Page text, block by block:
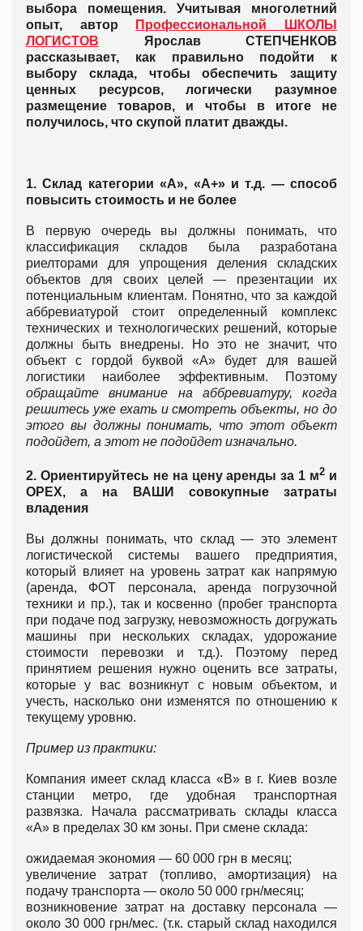
выбора помещения. Учитывая многолетний
опыт, автор
Профессиональной ШКОЛЫ
ЛОГИСТОВ
Ярослав СТЕПЧЕНКОВ
рассказывает, как правильно подойти к
выбору склада, чтобы обеспечить защиту
ценных ресурсов, логически разумное
размещение товаров, и чтобы в итоге не
получилось, что скупой платит дважды.
1. Склад категории «А», «А+» и т.д. — способ
повысить стоимость и не более
В первую очередь вы должны понимать, что
классификация складов была разработана
риелторами для упрощения деления складских
объектов для своих целей — презентации их
потенциальным клиентам. Понятно, что за каждой
аббревиатурой стоит определенный комплекс
технических и технологических решений, которые
должны быть внедрены. Но это не значит, что
объект с гордой буквой «А» будет для вашей
логистики наиболее эффективным. Поэтому
обращайте внимание на аббревиатуру, когда
решитесь уже ехать и смотреть объекты, но до
этого вы должны понимать, что этот объект
подойдет, а этот не подойдет изначально.
2. Ориентируйтесь не на цену аренды за 1 м2 и
ОРЕХ, а на ВАШИ совокупные затраты
владения
Вы должны понимать, что склад — это элемент
логистической системы вашего предприятия,
который влияет на уровень затрат как напрямую
(аренда, ФОТ персонала, аренда погрузочной
техники и пр.), так и косвенно (пробег транспорта
при подаче под загрузку, невозможность догружать
машины при нескольких складах, удорожание
стоимости перевозки и т.д.). Поэтому перед
принятием решения нужно оценить все затраты,
которые у вас возникнут с новым объектом, и
учесть, насколько они изменятся по отношению к
текущему уровню.
Пример из практики:
Компания имеет склад класса «В» в г. Киев возле
станции метро, где удобная транспортная
развязка. Начала рассматривать склады класса
«А» в пределах 30 км зоны. При смене склада:
ожидаемая экономия — 60 000 грн в месяц;
увеличение затрат (топливо, амортизация) на
подачу транспорта — около 50 000 грн/месяц;
возникновение затрат на доставку персонала —
около 30 000 грн/мес. (т.к. старый склад находился